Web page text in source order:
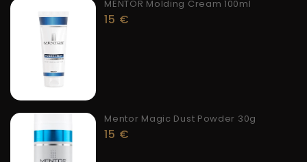
MENTOR Molding Cream 100ml
15 €
Mentor Magic Dust Powder 30g
15 €